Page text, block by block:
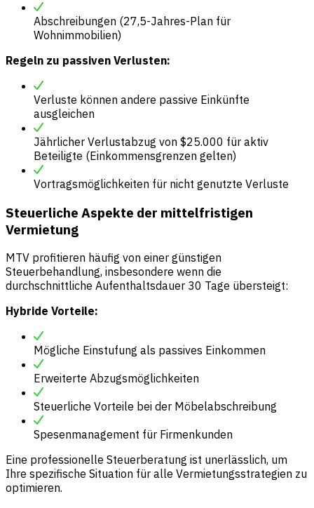
Abschreibungen (27,5-Jahres-Plan für
Wohnimmobilien)
Regeln zu passiven Verlusten:
Verluste können andere passive Einkünfte
ausgleichen
Jährlicher Verlustabzug von $25.000 für aktiv
Beteiligte (Einkommensgrenzen gelten)
Vortragsmöglichkeiten für nicht genutzte Verluste
Steuerliche Aspekte der mittelfristigen
Vermietung
MTV profitieren häufig von einer günstigen
Steuerbehandlung, insbesondere wenn die
durchschnittliche Aufenthaltsdauer 30 Tage übersteigt:
Hybride Vorteile:
Mögliche Einstufung als passives Einkommen
Erweiterte Abzugsmöglichkeiten
Steuerliche Vorteile bei der Möbelabschreibung
Spesenmanagement für Firmenkunden
Eine professionelle Steuerberatung ist unerlässlich, um
Ihre spezifische Situation für alle Vermietungsstrategien zu
optimieren.